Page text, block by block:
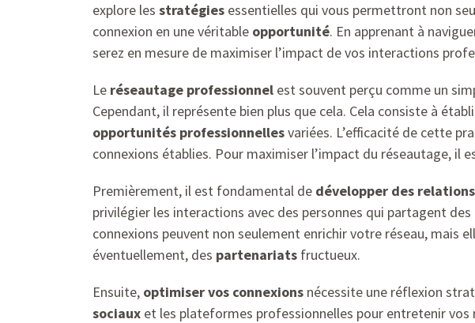
explore les stratégies essentielles qui vous permettront non
connexion en une véritable opportunité. En apprenant à
serez en mesure de maximiser l’impact de vos interactions
Le réseautage professionnel est souvent perçu comme un
Cependant, il représente bien plus que cela. Cela consiste à
opportunités professionnellesvariées. L’efficacité de cette
connexions établies. Pour maximiser l’impact du réseautage, il
Premièrement, il est fondamental de développer des
privilégier les interactions avec des personnes qui partagent
connexions peuvent non seulement enrichir votre réseau, mais
éventuellement, des partenariats fructueux.
Ensuite, optimiser vos connexions nécessite une réflexion
sociaux et les plateformes professionnelles pour entretenir